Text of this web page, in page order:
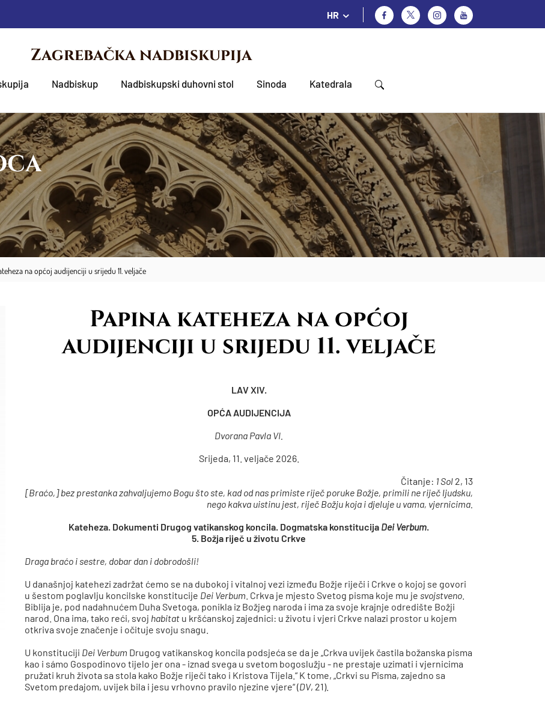
HR
Zagrebačka nadbiskupija
Nadbiskup Nadbiskupski duhovni stol Sinoda Katedrala
na općoj audijenciji u srijedu 11. veljače
Papina kateheza na općoj
audijenciji u srijedu 11. veljače
LAV XIV.
OPĆA AUDIJENCIJA
Dvorana Pavla VI.
Srijeda, 11. veljače 2026.
Čitanje: 1 Sol 2, 13
[Braćo,]bez prestanka zahvaljujemo Bogu što ste, kad od nas primiste riječ poruke Božje, primili ne riječ ljudsku,
nego kakva uistinu jest, riječ Božju koja i djeluje u vama, vjernicima.
Kateheza. Dokumenti Drugog vatikanskog koncila. Dogmatska konstitucija Dei Verbum.
5. Božja riječ u životu Crkve
Draga braćo i sestre, dobar dan i dobrodošli!
U današnjoj katehezi zadržat ćemo se na dubokoj i vitalnoj vezi između Božje riječi i Crkve o kojoj se govori
u šestom poglavlju koncilske konstitucije Dei Verbum . Crkva je mjesto Svetog pisma koje mu je svojstveno
Biblija je, pod nadahnućem Duha Svetoga, ponikla iz Božjeg naroda i ima za svoje krajnje odredište Božji
narod. Ona ima, tako reći, svoj habitat u kršćanskoj zajednici: u životu i vjeri Crkve nalazi prostor u kojem
otkriva svoje značenje i očituje svoju snagu.
U konstituciji Dei Verbum Drugog vatikanskog koncila podsjeća se da je „Crkva uvijek častila božanska pisma
kao i sámo Gospodinovo tijelo jer ona - iznad svega u svetom bogoslužju - ne prestaje uzimati i vjernicima
pružati kruh života sa stola kako Božje riječi tako i Kristova Tijela.“ K tome, „Crkvi su Pisma, zajedno sa
Svetom predajom, uvijek bila i jesu vrhovno pravilo njezine vjere“ (DV, 21).